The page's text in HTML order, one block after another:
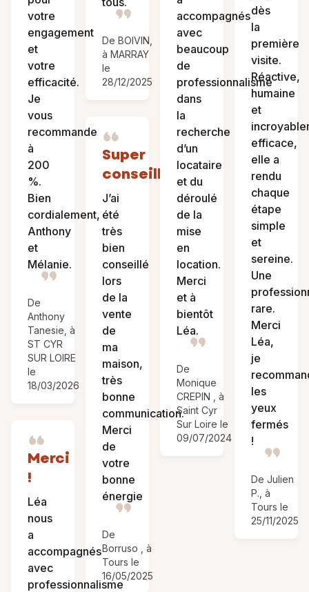
votre
engagement
et
votre
efficacité.
Je
vous
recommande
à
200
%.
Bien
cordialement,
Anthony
et
Mélanie.
De
Anthony
Tanesie, à
ST CYR
SUR LOIRE
le
18/03/2026
Merci
!
Léa
nous
a
accompagnés
avec
professionnalisme
De BOIVIN,
à MARRAY
le
28/12/2025
Super
conseillère
J’ai
été
très
bien
conseillé
lors
de la
vente
de
ma
maison,
très
bonne
communication.
Merci
de
votre
bonne
énergie
De
Borruso , à
Tours le
16/05/2025
accompagnés
avec
beaucoup
de
professionnalisme
dans
la
recherche
d’un
locataire
et du
déroulé
de la
mise
en
location.
Merci
et à
bientôt
Léa.
De
Monique
CREPIN , à
Saint Cyr
Sur Loire le
09/07/2024
dès
la
première
visite.
Réactive,
humaine
et
efficace,
elle a
rendu
chaque
étape
simple
et
sereine.
Une
rare.
Merci
Léa,
je
les
yeux
fermés
!
De Julien
P., à
Tours le
25/11/2025